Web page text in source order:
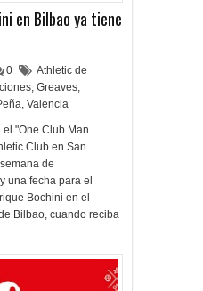
en Bilbao ya tiene
0
Athletic de
, Greaves,
, Valencia
"One Club Man
Club en San
de
una fecha para el
Bochini en el
Bilbao, cuando reciba